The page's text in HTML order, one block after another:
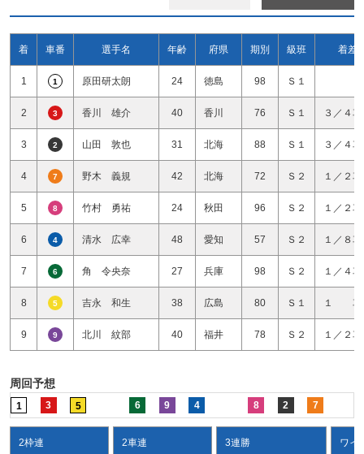
着 車番 選手名 年齢 府県 期別 級班 着差
1 1 原田研太朗 24 徳島 98 Ｓ１
2 3 香川 雄介 40 香川 76 Ｓ１ ３／４
3 2 山田 敦也 31 北海 88 Ｓ１ ３／４
4 7 野木 義規 42 北海 72 Ｓ２ １／２
5 8 竹村 勇祐 24 秋田 96 Ｓ２ １／２
6 4 清水 広幸 48 愛知 57 Ｓ２ １／８
7 6 角 令央奈 27 兵庫 98 Ｓ２ １／４
8 5 吉永 和生 38 広島 80 Ｓ１ １ 車
9 9 北川 紋部 40 福井 78 Ｓ２ １／２
周回予想
1 3 5 6 9 4 8 2 7
2枠連 2車連 3連勝 ワイ